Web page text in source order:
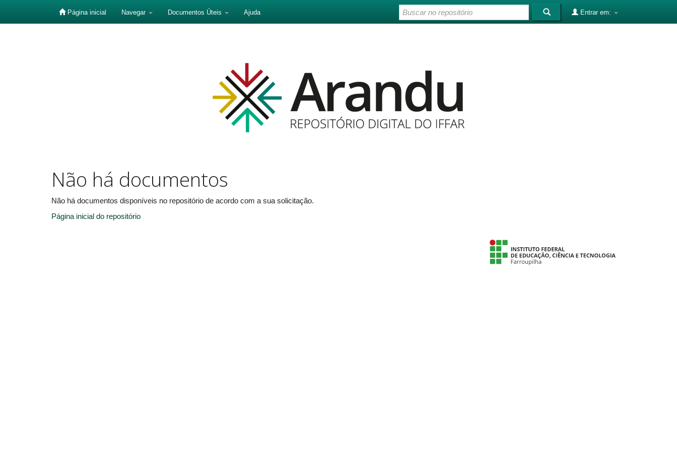
Página inicial Navegar Documentos Úteis Ajuda Entrar em:
Não há documentos
Não há documentos disponíveis no repositório de acordo com a sua solicitação.
Página inicial do repositório